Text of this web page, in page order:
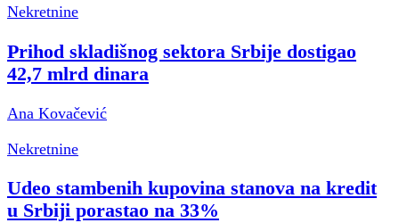
Nekretnine
Prihod skladišnog sektora Srbije dostigao
42,7 mlrd dinara
Ana Kovačević
Nekretnine
Udeo stambenih kupovina stanova na kredit
u Srbiji porastao na 33%